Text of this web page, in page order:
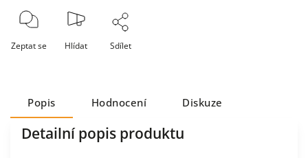
Zeptat se Hlídat Sdílet
Popis Hodnocení Diskuze
Detailní popis produktu